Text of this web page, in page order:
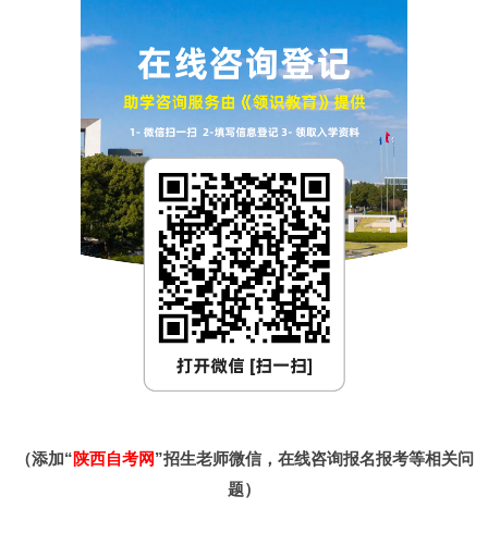
（添加“陕西自考网”招生老师微信，在线咨询报名报考等相关问
题）